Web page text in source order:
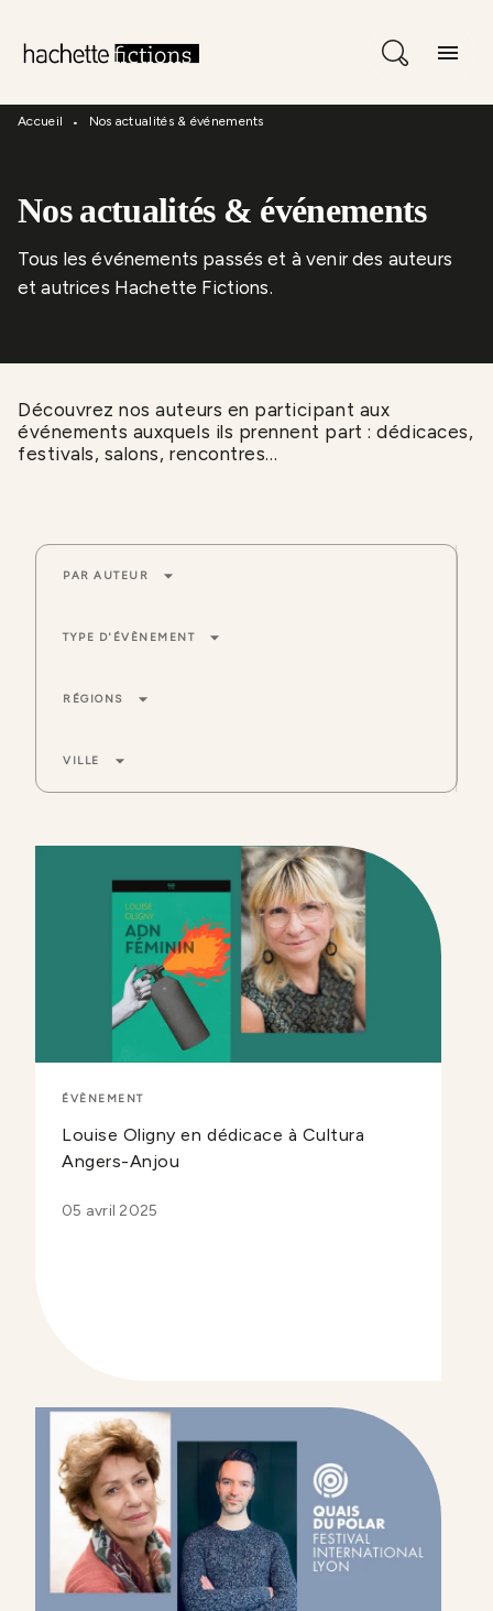
menu
Accueil • Nos actualités & événements
Nos actualités & événements
Tous les événements passés et à venir des auteurs
et autrices Hachette Fictions.
Découvrez nos auteurs en participant aux
événements auxquels ils prennent part : dédicaces,
festivals, salons, rencontres…
PAR AUTEUR arrow_drop_down
TYPE D'ÉVÈNEMENT arrow_drop_down
RÉGIONS arrow_drop_down
VILLE arrow_drop_down
ÉVÈNEMENT
Louise Oligny en dédicace à Cultura
Angers-Anjou
05 avril 2025